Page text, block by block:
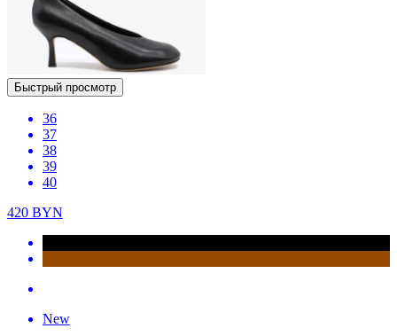
Быстрый просмотр
36
37
38
39
40
420 BYN
New